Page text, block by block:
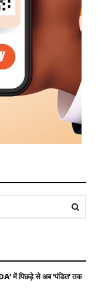
में पिछड़े से अब ‘पंडित’ तक